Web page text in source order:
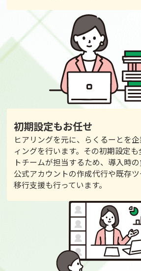
初期設定もお任せ
ヒアリングを元に、らくるーとを
ィングを行います。その初期設定
トチームが担当するため、導入時
公式アカウントの作成代行や既存
移行支援も行っています。